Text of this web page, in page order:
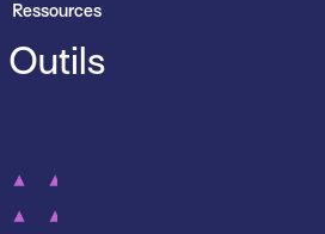
Ressources
Outils